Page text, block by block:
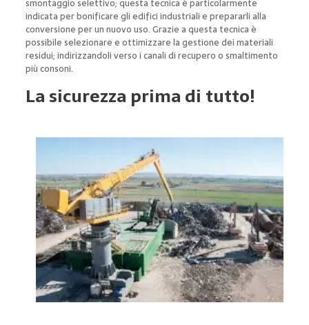
smontaggio selettivo; questa tecnica è particolarmente
indicata per bonificare gli edifici industriali e prepararli alla
conversione per un nuovo uso. Grazie a questa tecnica è
possibile selezionare e ottimizzare la gestione dei materiali
residui; indirizzandoli verso i canali di recupero o smaltimento
più consoni.
La sicurezza prima di tutto!